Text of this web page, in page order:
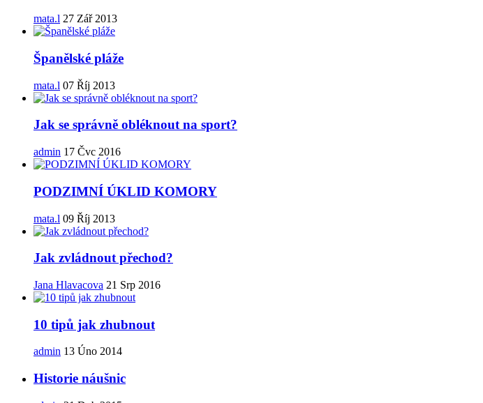
mata.l 27 Zář 2013
Španělské pláže
mata.l 07 Říj 2013
Jak se správně obléknout na sport?
admin 17 Čvc 2016
PODZIMNÍ ÚKLID KOMORY
mata.l 09 Říj 2013
Jak zvládnout přechod?
Jana Hlavacova 21 Srp 2016
10 tipů jak zhubnout
admin 13 Úno 2014
Historie náušnic